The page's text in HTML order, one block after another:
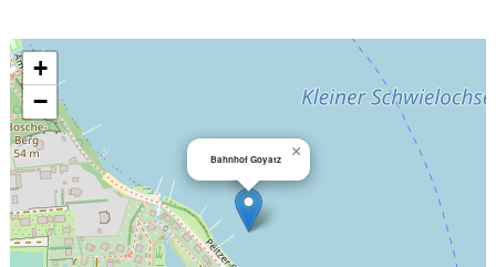
Bahnhof Goyatz ×
+
−